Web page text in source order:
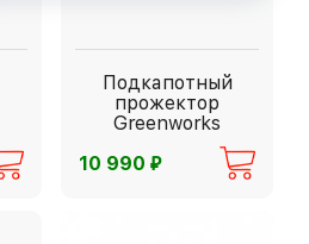
Подкапотный
прожектор
Greenworks
10 990 ⃏